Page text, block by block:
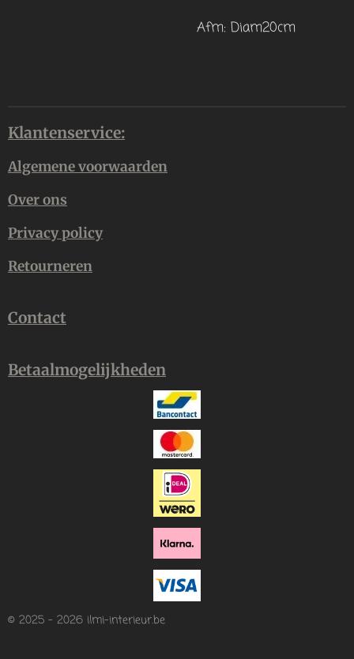
Afm: Diam20cm
Klantenservice:
Algemene voorwaarden
Over ons
Privacy policy
Retourneren
Contact
Betaalmogelijkheden
© 2025 - 2026 ilmi-interieur.be